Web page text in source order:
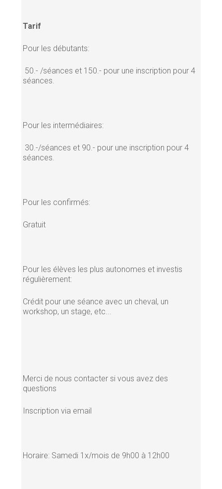
Tarif
Pour les débutants:
50.- /séances et 150.- pour une inscription pour 4
séances.
Pour les intermédiaires:
30.-/séances et 90.- pour une inscription pour 4
séances.
Pour les confirmés:
Gratuit
Pour les élèves les plus autonomes et investis
régulièrement:
Crédit pour une séance avec un cheval, un
workshop, un stage, etc...
Merci de nous contacter si vous avez des
questions
Inscription via email
Horaire: Samedi 1x/mois de 9h00 à 12h00